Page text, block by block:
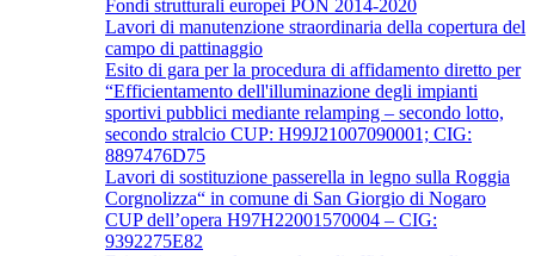
Fondi strutturali europei PON 2014-2020
Lavori di manutenzione straordinaria della copertura del
campo di pattinaggio
Esito di gara per la procedura di affidamento diretto per
“Efficientamento dell'illuminazione degli impianti
sportivi pubblici mediante relamping – secondo lotto,
secondo stralcio CUP: H99J21007090001; CIG:
8897476D75
Lavori di sostituzione passerella in legno sulla Roggia
Corgnolizza“ in comune di San Giorgio di Nogaro
CUP dell’opera H97H22001570004 – CIG:
9392275E82